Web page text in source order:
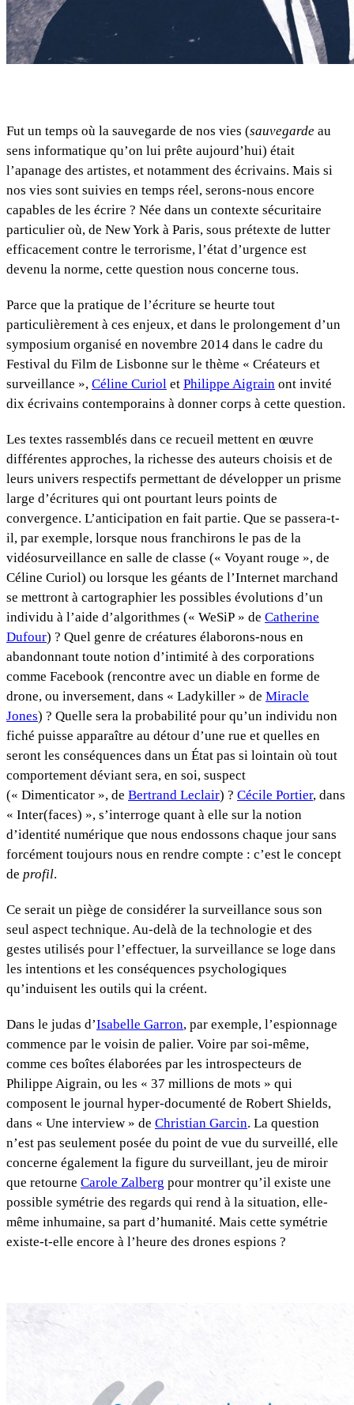
Fut un temps où la sauvegarde de nos vies (sauvegarde au
sens informatique qu’on lui prête aujourd’hui) était
l’apanage des artistes, et notamment des écrivains. Mais si
nos vies sont suivies en temps réel, serons-nous encore
capables de les écrire ? Née dans un contexte sécuritaire
particulier où, de New York à Paris, sous prétexte de lutter
efficacement contre le terrorisme, l’état d’urgence est
devenu la norme, cette question nous concerne tous.
Parce que la pratique de l’écriture se heurte tout
particulièrement à ces enjeux, et dans le prolongement d’un
symposium organisé en novembre 2014 dans le cadre du
Festival du Film de Lisbonne sur le thème « Créateurs et
surveillance », Céline Curiol et Philippe Aigrain ont invité
dix écrivains contemporains à donner corps à cette question.
Les textes rassemblés dans ce recueil mettent en œuvre
différentes approches, la richesse des auteurs choisis et de
leurs univers respectifs permettant de développer un prisme
large d’écritures qui ont pourtant leurs points de
convergence. L’anticipation en fait partie. Que se passera-t-
il, par exemple, lorsque nous franchirons le pas de la
vidéosurveillance en salle de classe (« Voyant rouge », de
Céline Curiol) ou lorsque les géants de l’Internet marchand
se mettront à cartographier les possibles évolutions d’un
individu à l’aide d’algorithmes (« WeSiP » de Catherine
Dufour) ? Quel genre de créatures élaborons-nous en
abandonnant toute notion d’intimité à des corporations
comme Facebook (rencontre avec un diable en forme de
drone, ou inversement, dans « Ladykiller » de Miracle
Jones) ? Quelle sera la probabilité pour qu’un individu non
fiché puisse apparaître au détour d’une rue et quelles en
seront les conséquences dans un État pas si lointain où tout
comportement déviant sera, en soi, suspect
(« Dimenticator », de Bertrand Leclair) ? Cécile Portier, dans
« Inter(faces) », s’interroge quant à elle sur la notion
d’identité numérique que nous endossons chaque jour sans
forcément toujours nous en rendre compte : c’est le concept
de profil.
Ce serait un piège de considérer la surveillance sous son
seul aspect technique. Au-delà de la technologie et des
gestes utilisés pour l’effectuer, la surveillance se loge dans
les intentions et les conséquences psychologiques
qu’induisent les outils qui la créent.
Dans le judas d’Isabelle Garron, par exemple, l’espionnage
commence par le voisin de palier. Voire par soi-même,
comme ces boîtes élaborées par les introspecteurs de
Philippe Aigrain, ou les « 37 millions de mots » qui
composent le journal hyper-documenté de Robert Shields,
dans « Une interview » de Christian Garcin. La question
n’est pas seulement posée du point de vue du surveillé, elle
concerne également la figure du surveillant, jeu de miroir
que retourne Carole Zalberg pour montrer qu’il existe une
possible symétrie des regards qui rend à la situation, elle-
même inhumaine, sa part d’humanité. Mais cette symétrie
existe-t-elle encore à l’heure des drones espions ?